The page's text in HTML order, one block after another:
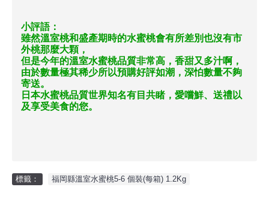
小評語：
雖然溫室桃和盛產期時的水蜜桃會有所差別也沒有市
外桃那麼大顆，
但是今年的溫室水蜜桃品質非常高，香甜又多汁啊，
由於數量極其稀少所以預購好評如潮，深怕數量不夠
寄送。
日本水蜜桃品質世界知名有目共睹，愛嚐鮮、送禮以
及享受美食的您。
標籤： 福岡縣溫室水蜜桃5-6 個裝(每箱) 1.2Kg